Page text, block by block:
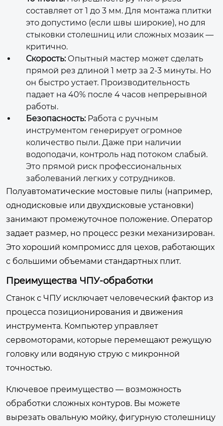
составляет от 1 до 3 мм. Для монтажа плитки
это допустимо (если швы широкие), но для
стыковки столешниц или сложных мозаик —
критично.
Скорость:Опытный мастер может сделать
прямой рез длиной 1 метр за 2-3 минуты. Но
он быстро устает. Производительность
падает на 40% после 4 часов непрерывной
работы.
Безопасность:Работа с ручным
инструментом генерирует огромное
количество пыли. Даже при наличии
водоподачи, контроль над потоком слабый.
Это прямой риск профессиональных
заболеваний легких у сотрудников.
Полуавтоматические мостовые пилы (например,
однодисковые или двухдисковые установки)
занимают промежуточное положение. Оператор
задает размер, но процесс резки механизирован.
Это хороший компромисс для цехов, работающих
с большими объемами стандартных плит.
Преимущества ЧПУ-обработки
Станок с ЧПУ исключает человеческий фактор из
процесса позиционирования и движения
инструмента. Компьютер управляет
сервомоторами, которые перемещают режущую
головку или водяную струю с микронной
точностью.
Ключевое преимущество — возможность
обработки сложных контуров. Вы можете
вырезать овальную мойку, фигурную столешницу